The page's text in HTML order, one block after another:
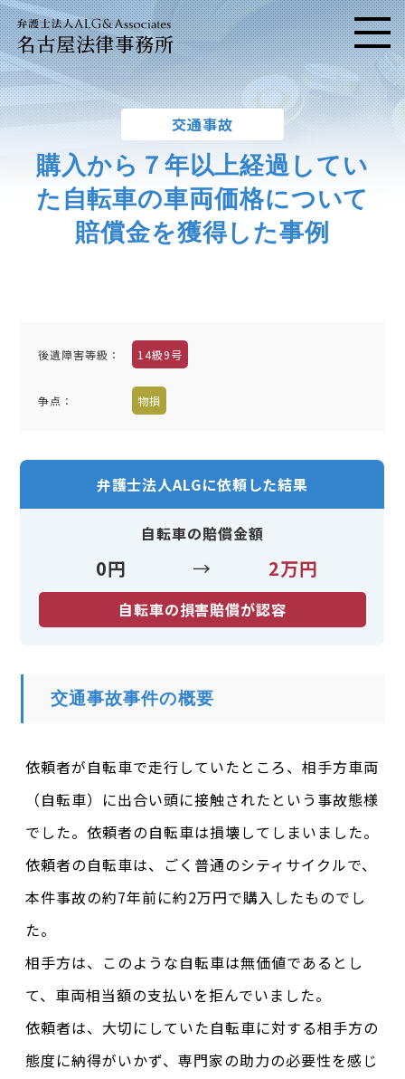
名古屋法律事務所 メニ
交通事故
購入から７年以上経過してい
た自転車の車両価格について
賠償金を獲得した事例
後遺障害等級： 14級9号
争点： 物損
弁護士法人ALGに依頼した結果
自転車の賠償金額
0円 → 2万円
自転車の損害賠償が認容
交通事故事件の概要
依頼者が自転車で走行していたところ、相手方車両
（自転車）に出合い頭に接触されたという事故態様
でした。依頼者の自転車は損壊してしまいました。
依頼者の自転車は、ごく普通のシティサイクルで、
本件事故の約7年前に約2万円で購入したものでし
た。
相手方は、このような自転車は無価値であるとし
て、車両相当額の支払いを拒んでいました。
依頼者は、大切にしていた自転車に対する相手方の
態度に納得がいかず、専門家の助力の必要性を感じ